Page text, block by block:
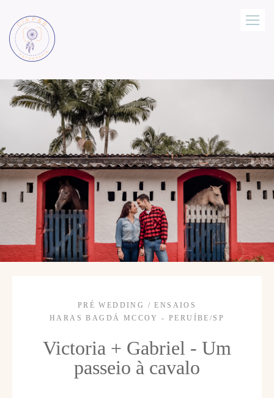
PRÉ WEDDING / ENSAIOS
HARAS BAGDÁ MCCOY - PERUÍBE/SP
Victoria + Gabriel - Um
passeio à cavalo